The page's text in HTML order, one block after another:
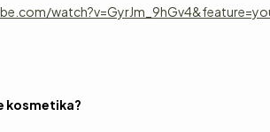
kosmetika?